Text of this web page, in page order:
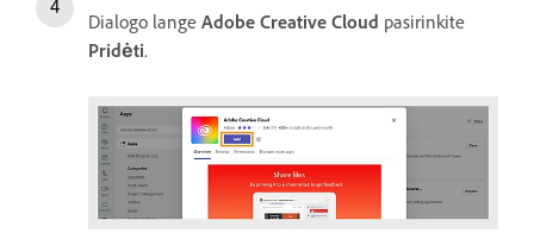
Dialogo lange Adobe Creative Cloud pasirinkite
Pridėti.